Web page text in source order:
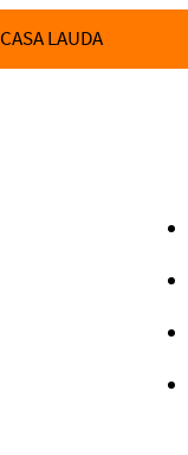
CASA LAUDA